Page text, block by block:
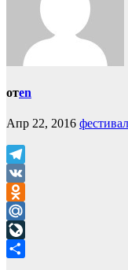
отen
Апр 22, 2016
Telegram
VK
Odnoklassniki
Mail.Ru
LiveJournal